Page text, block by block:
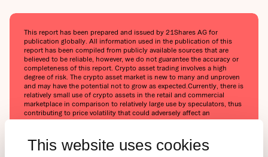
This website uses cookies
This report has been prepared and issued by 21Shares AG for
publication globally. All information used in the publication of this
report has been compiled from publicly available sources that are
believed to be reliable, however, we do not guarantee the accuracy or
completeness of this report. Crypto asset trading involves a high
degree of risk. The crypto asset market is new to many and unproven
and may have the potential not to grow as expected.Currently, there is
relatively small use of crypto assets in the retail and commercial
marketplace in comparison to relatively large use by speculators, thus
contributing to price volatility that could adversely affect an
investment in crypto assets. In order to participate in the trading of
risks of the investment and be able to bear the economic risk of
losing your entire investment.Nothing herein does or should be